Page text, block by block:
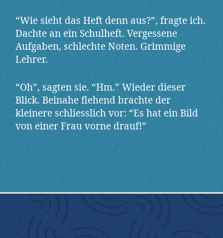
“Wie sieht das Heft denn aus?”, fragte ich.
Dachte an ein Schulheft. Vergessene
Aufgaben, schlechte Noten. Grimmige
Lehrer.
“Oh”, sagten sie. “Hm.” Wieder dieser
Blick. Beinahe flehend brachte der
kleinere schliesslich vor: “Es hat ein Bild
von einer Frau vorne drauf!”